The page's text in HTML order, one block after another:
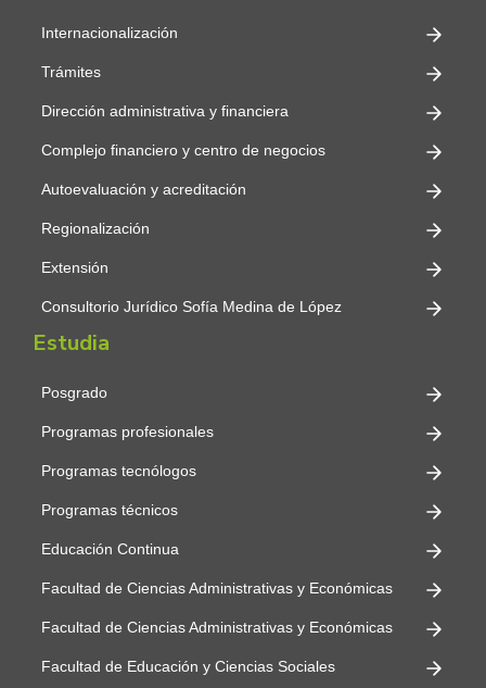
Internacionalización
Trámites
Dirección administrativa y financiera
Complejo financiero y centro de negocios
Autoevaluación y acreditación
Regionalización
Extensión
Consultorio Jurídico Sofía Medina de López
Estudia
Posgrado
Programas profesionales
Programas tecnólogos
Programas técnicos
Educación Continua
Facultad de Ciencias Administrativas y Económicas
Facultad de Ciencias Administrativas y Económicas
Facultad de Educación y Ciencias Sociales